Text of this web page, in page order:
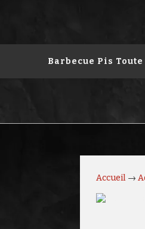
Barbecue Pis Toute
Accueil →